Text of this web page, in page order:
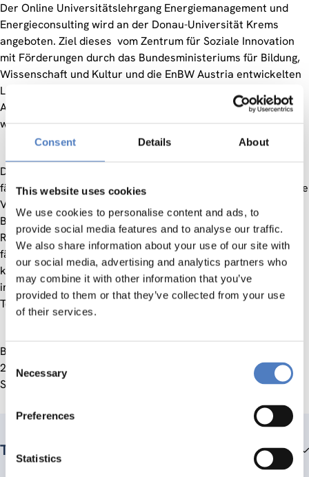
Consent Details About
This website uses cookies
We use cookies to personalise content and ads, to
provide social media features and to analyse our traffic.
We also share information about your use of our site with
our social media, advertising and analytics partners who
may combine it with other information that you’ve
provided to them or that they’ve collected from your use
of their services.
Selection
Necessary
Preferences
Statistics
Der Online Universitätslehrgang Energiemanagement und
Energieconsulting wird an der Donau-Universität Krems
angeboten. Ziel dieses  vom Zentrum für Soziale Innovation
mit Förderungen durch das Bundesministeriums für Bildung,
Wissenschaft und Kultur und die EnBW Austria entwickelten 
Lehrganges war es, eine Weiterbildung zu schaffen, die den
Anforderungen des liberalisierten Energiemarktes gerecht
wird.
Dabei werden innovative Methoden, wie das E-Learning mit
fächerübergreifender Projektarbeit und eine interdisziplinäre
Vorgangsweise gewählt. Studierende kommen aus den
Bereichen Wirtschaft, Technik, öffentlicher Verwaltung und
Recht und werden durch interaktives Lernen befähigt, einen
fächerübergreifenden Diskurs zu aktivieren. Als Online Kurs
konzipiert, kann EMEC sehr schnell auf neue Entwicklungen
im Energiemarkt reagieren. Vor allem lernen die
TeilnehmerInnen dabei voneinander und miteinander.
Bisher Durchführung von 2 Lehrgängen: Oktober 2000  Juni
2001 bzw 2001/02.
Start des 3. Lehrgangs: Oktober 2002.
Teammitglieder